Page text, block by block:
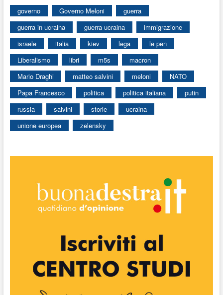
governo
Governo Meloni
guerra
guerra in ucraina
guerra ucraina
immigrazione
israele
italia kiev lega
le pen
Liberalismo
libri m5s
macron
Mario Draghi
matteo salvini meloni
NATO
Papa Francesco
politica politica italiana
putin
russia
salvini storie
ucraina
unione europea
zelensky